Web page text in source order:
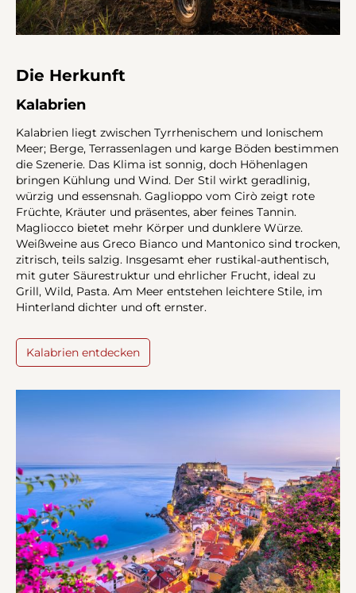
Die Herkunft
Kalabrien
Kalabrien liegt zwischen Tyrrhenischem und Ionischem
Meer; Berge, Terrassenlagen und karge Böden bestimmen
die Szenerie. Das Klima ist sonnig, doch Höhenlagen
bringen Kühlung und Wind. Der Stil wirkt geradlinig,
würzig und essensnah. Gaglioppo vom Cirò zeigt rote
Früchte, Kräuter und präsentes, aber feines Tannin.
Magliocco bietet mehr Körper und dunklere Würze.
Weißweine aus Greco Bianco und Mantonico sind trocken,
zitrisch, teils salzig. Insgesamt eher rustikal-authentisch,
mit guter Säurestruktur und ehrlicher Frucht, ideal zu
Grill, Wild, Pasta. Am Meer entstehen leichtere Stile, im
Hinterland dichter und oft ernster.
Kalabrien entdecken